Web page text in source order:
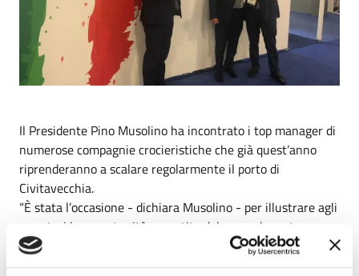
Il Presidente Pino Musolino ha incontrato i top manager di
numerose compagnie crocieristiche che già quest’anno
riprenderanno a scalare regolarmente il porto di
Civitavecchia.
“È stata l’occasione - dichiara Musolino - per illustrare agli
armatori le opportunità garantite dal nuovo layout
previsto nel piano strategico approvato nei giorni scorsi dal
Comitato di gestione, ossia il nuovo assetto del porto che,